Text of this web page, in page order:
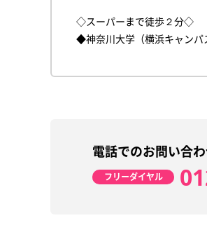
◇スーパーまで徒歩２分◇
◆神奈川大学（横浜キャン
電話でのお問い合
フリーダイヤル